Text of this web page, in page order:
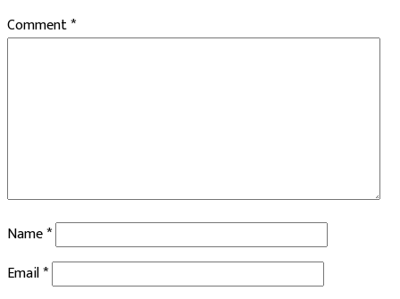
Comment*
Name*
Email*